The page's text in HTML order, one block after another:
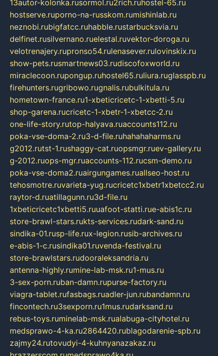
13autor-kolonka.rusormol.ru2rich.ruhostel-65.ru
hostserve.ruporno-na-russkom.rumishinlab.ru
neznobi.rubigfatcc.ruhabble.rustarbucksvia.ru
delfinet.rusilvernano.ruelestal.ruvektor-doroga.ru
velotrenajery.rupronso54.rulenasever.rulovinskix.ru
show-pets.rusmartnews03.rudiscofoxworld.ru
miraclecoon.rupongup.ruhostel65.ruliura.ruglasspb.ru
firehunters.rugribowo.rugnalis.rubulkitula.ru
hometown-france.ru1-xbeticricetc-1-xbetti-5.ru
shop-garena.rucricetc-1-xbetr-1-xbetcc-2.ru
one-life-story.rutop-halyava.ruaccounts112.ru
poka-vse-doma-2.ru3-d-file.ruhahahaharms.ru
g2012.rutst-1.rushaggy-cat.ruopsmgr.ruev-gallery.ru
g-2012.ruops-mgr.ruaccounts-112.rucsm-demo.ru
poka-vse-doma2.ruairgungames.ruallseo-host.ru
tehosmotre.ruvarieta-yug.rucricetc1xbetr1xbetcc2.ru
raytor-d.ruatillagunn.ru3d-file.ru
1xbeticricetc1xbetti5.ruuafoot-statti.rue-abis1c.ru
store-brawl-stars.rukts-services.rudark-sand.ru
sindika-01.rusp-life.rux-legion.rusib-archives.ru
e-abis-1-c.rusindika01.ruvenda-festival.ru
store-brawlstars.rudooraleksandria.ru
antenna-highly.rumine-lab-msk.ru1-mus.ru
3-sex-porn.ruban-damn.rupurse-factory.ru
viagra-tablet.rufasbags.ruadler-jun.rubandamn.ru
fincontech.ru3sexporn.ru1mus.rudarksand.ru
rebus-toys.ruminelab-msk.rualabuga-cityhotel.ru
medsprawo-4-ka.ru2864420.rublagodarenie-spb.ru
zajmy24.rutovudyi-4-kuhnyanazakaz.ru